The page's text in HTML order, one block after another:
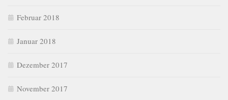
Februar 2018
Januar 2018
Dezember 2017
November 2017